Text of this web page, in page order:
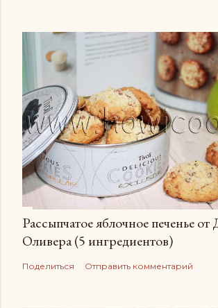
Рассыпчатое яблочное печенье
Оливера (5 ингредиентов)
Поделиться Отправить комментарий